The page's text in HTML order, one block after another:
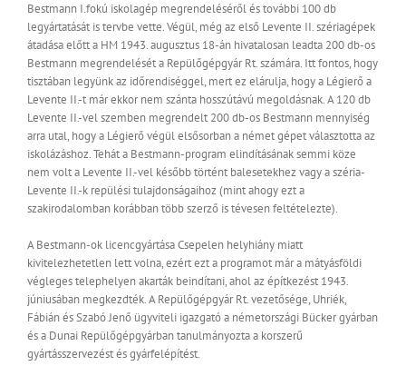
Bestmann I.fokú iskolagép megrendeléséről és további 100 db
legyártatását is tervbe vette. Végül, még az első Levente II. szériagépek
átadása előtt a HM 1943. augusztus 18-án hivatalosan leadta 200 db-os
Bestmann megrendelését a Repülőgépgyár Rt. számára. Itt fontos, hogy
tisztában legyünk az időrendiséggel, mert ez elárulja, hogy a Légierő a
Levente II.-t már ekkor nem szánta hosszútávú megoldásnak. A 120 db
Levente II.-vel szemben megrendelt 200 db-os Bestmann mennyiség
arra utal, hogy a Légierő végül elsősorban a német gépet választotta az
iskolázáshoz. Tehát a Bestmann-program elindításának semmi köze
nem volt a Levente II.-vel később történt balesetekhez vagy a széria-
Levente II.-k repülési tulajdonságaihoz (mint ahogy ezt a
szakirodalomban korábban több szerző is tévesen feltételezte).
A Bestmann-ok licencgyártása Csepelen helyhiány miatt
kivitelezhetetlen lett volna, ezért ezt a programot már a mátyásföldi
végleges telephelyen akarták beindítani, ahol az építkezést 1943.
júniusában megkezdték. A Repülőgépgyár Rt. vezetősége, Uhriék,
Fábián és Szabó Jenő ügyviteli igazgató a németországi Bücker gyárban
és a Dunai Repülőgépgyárban tanulmányozta a korszerű
gyártásszervezést és gyárfelépítést.